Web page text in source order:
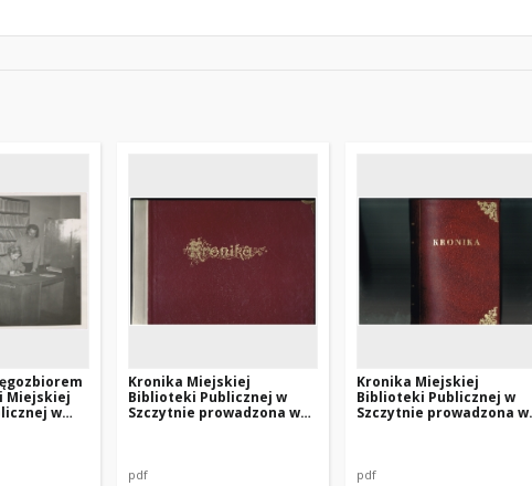
Miejskiej
w
Kronika Miejskiej
Biblioteki Publicznej w
Szczytnie prowadzona w
pdf
Kronika Miejskiej
Biblioteki Publicznej w
Szczytnie prowadzona w
pdf